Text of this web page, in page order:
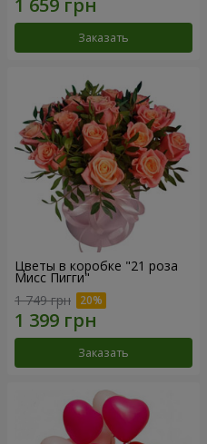
Заказать
Цветы в коробке "21 роза
Мисс Пигги"
1 749 грн
Заказать